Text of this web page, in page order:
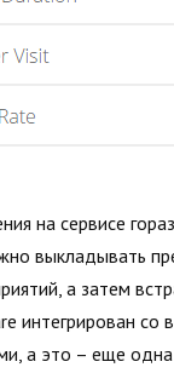
на сервисе
выкладывать
а затем
интегрирован со
а это – еще